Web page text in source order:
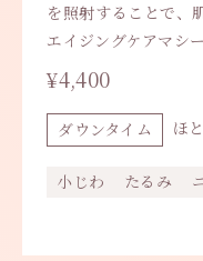
を照射することで、
エイジングケアマシー
¥4,400
ダウンタイム ほ
小じわ たるみ